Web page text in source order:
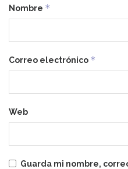
Nombre *
Correo electrónico *
Web
Guarda mi nombre,